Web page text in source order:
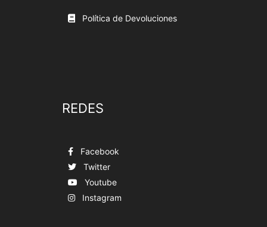
Política de Devoluciones
REDES
Facebook
Twitter
Youtube
Instagram